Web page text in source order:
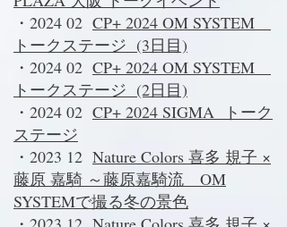
・2024 02 CP+ 2024 OM SYSTEM
トークステージ (3日目)
・2024 02 CP+ 2024 OM SYSTEM
トークステージ (2日目)
・2024 02 CP+ 2024 SIGMA トーク
ステージ
・2023 12 Nature Colors 喜多 規子 ×
藤原 嘉騎 ～藤原嘉騎流 OM
SYSTEMで撮る冬の景色